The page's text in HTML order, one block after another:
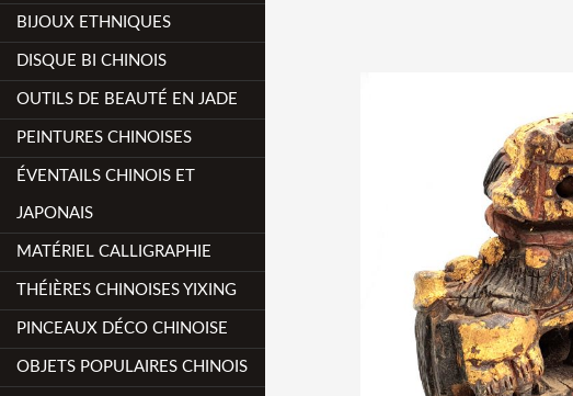
BIJOUX ETHNIQUES
DISQUE BI CHINOIS
OUTILS DE BEAUTÉ EN JADE
PEINTURES CHINOISES
ÉVENTAILS CHINOIS ET
JAPONAIS
MATÉRIEL CALLIGRAPHIE
THÉIÈRES CHINOISES YIXING
PINCEAUX DÉCO CHINOISE
OBJETS POPULAIRES CHINOIS